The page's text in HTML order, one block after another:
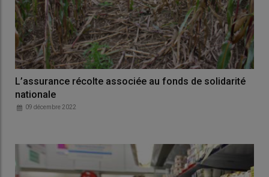
L’assurance récolte associée au fonds de solidarité
nationale
09 décembre 2022